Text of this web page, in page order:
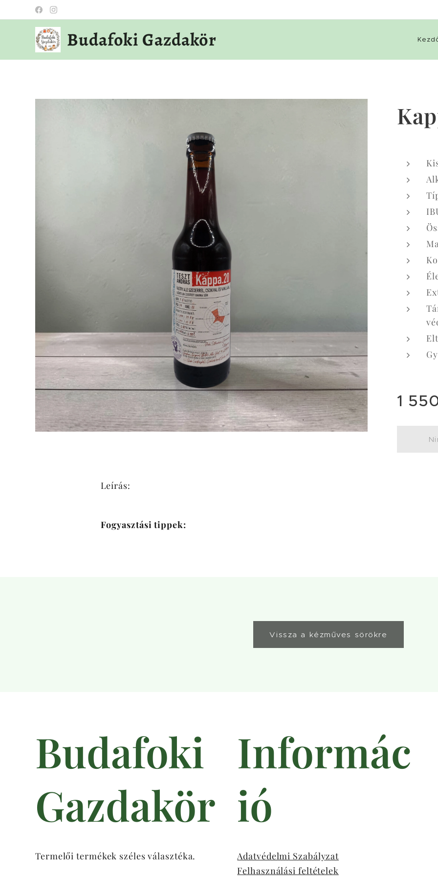
Budafoki Gazdakör
1
Leírás:
Fogyasztási tippek:
Vissza a kézműves sörökre
Budafoki
Gazdakör
Termelői termékek széles választéka.
Informác
ió
Adatvédelmi Szabályzat
Felhasználási feltételek